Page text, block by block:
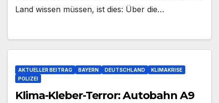
Land wissen müssen, ist dies: Über die…
AKTUELLER BEITRAG BAYERN DEUTSCHLAND
KLIMAKRISE
POLIZEI
Klima-Kleber-Terror: Autobahn A9